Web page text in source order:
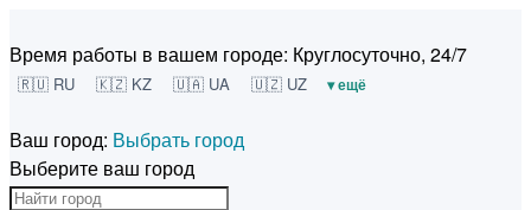
Время работы в вашем городе: Круглосуточно, 24/7
🇷🇺 RU 🇰🇿 KZ 🇺🇦 UA 🇺🇿 UZ ▾ ещё
Ваш город: Выбрать город
Выберите ваш город